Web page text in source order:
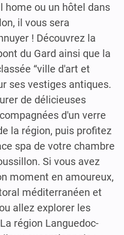
home ou un hôtel dans
il vous sera
! Découvrez la
du Gard ainsi que la
“ville d'art et
ses vestiges antiques.
de délicieuses
d'un verre
la région, puis profitez
spa de votre chambre
Si vous avez
moment en amoureux,
méditerranéen et
allez explorer les
région Languedoc-